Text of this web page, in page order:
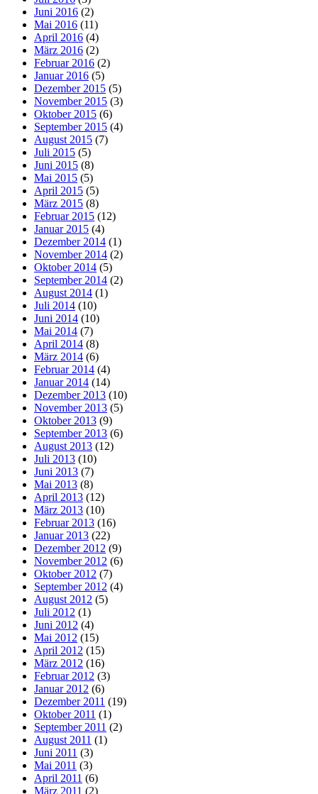
Juni 2016 (2)
Mai 2016 (11)
April 2016 (4)
März 2016 (2)
Februar 2016 (2)
Januar 2016 (5)
Dezember 2015 (5)
November 2015 (3)
Oktober 2015 (6)
September 2015 (4)
August 2015 (7)
Juli 2015 (5)
Juni 2015 (8)
Mai 2015 (5)
April 2015 (5)
März 2015 (8)
Februar 2015 (12)
Januar 2015 (4)
Dezember 2014 (1)
November 2014 (2)
Oktober 2014 (5)
September 2014 (2)
August 2014 (1)
Juli 2014 (10)
Juni 2014 (10)
Mai 2014 (7)
April 2014 (8)
März 2014 (6)
Februar 2014 (4)
Januar 2014 (14)
Dezember 2013 (10)
November 2013 (5)
Oktober 2013 (9)
September 2013 (6)
August 2013 (12)
Juli 2013 (10)
Juni 2013 (7)
Mai 2013 (8)
April 2013 (12)
März 2013 (10)
Februar 2013 (16)
Januar 2013 (22)
Dezember 2012 (9)
November 2012 (6)
Oktober 2012 (7)
September 2012 (4)
August 2012 (5)
Juli 2012 (1)
Juni 2012 (4)
Mai 2012 (15)
April 2012 (15)
März 2012 (16)
Februar 2012 (3)
Januar 2012 (6)
Dezember 2011 (19)
Oktober 2011 (1)
September 2011 (2)
August 2011 (1)
Juni 2011 (3)
Mai 2011 (3)
April 2011 (6)
März 2011 (2)